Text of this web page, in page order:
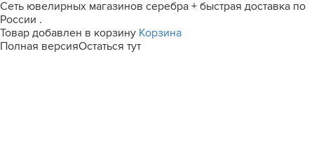
Сеть ювелирных магазинов серебра + быстрая доставка по
России .
Товар добавлен в корзину Корзина
Полная версияОстаться тут